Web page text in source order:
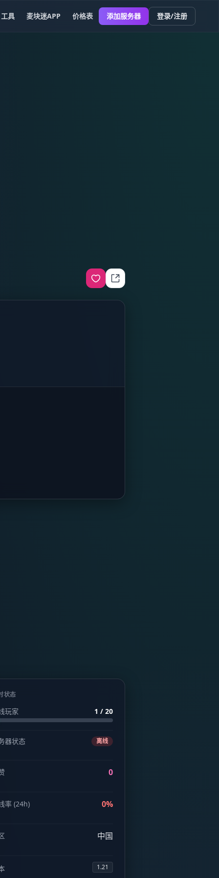
工具 麦块迷APP 价格表 添加服务器 登录/注册
状态
玩家 1 / 20
器状态 离线
0
率 (24h) 0%
中国
1.21